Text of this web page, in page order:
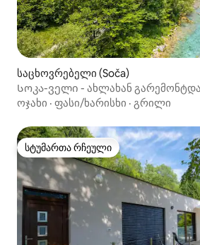
საცხოვრებელი (Soča)
Სოკა-ველი - ახლახან გარემონტდა
ოჯახი · ფასი/ხარისხი · გრილი
სტუმართა რჩეული
სტუმართა რჩეული